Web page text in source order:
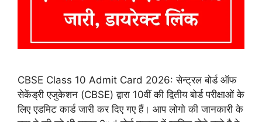
CBSE Class 10 Admit Card 2026: सेन्ट्रल बोर्ड ऑफ
सेकेंड्री एजुकेशन (CBSE) द्वारा 10वीं की द्वितीय बोर्ड परीक्षाओं के
लिए एडमिट कार्ड जारी कर दिए गए हैं। आप लोगो की जानकारी के